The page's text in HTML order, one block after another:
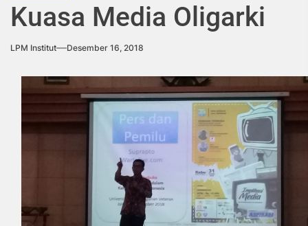
Kuasa Media Oligarki
LPM Institut Desember 16, 2018